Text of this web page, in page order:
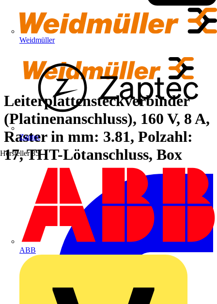
Weidmüller
Zaptec
Hersteller 35
ABB
Leiterplattensteckverbinder
(Platinenanschluss), 160 V, 8 A,
Raster in mm: 3.81, Polzahl:
17, THT-Lötanschluss, Box